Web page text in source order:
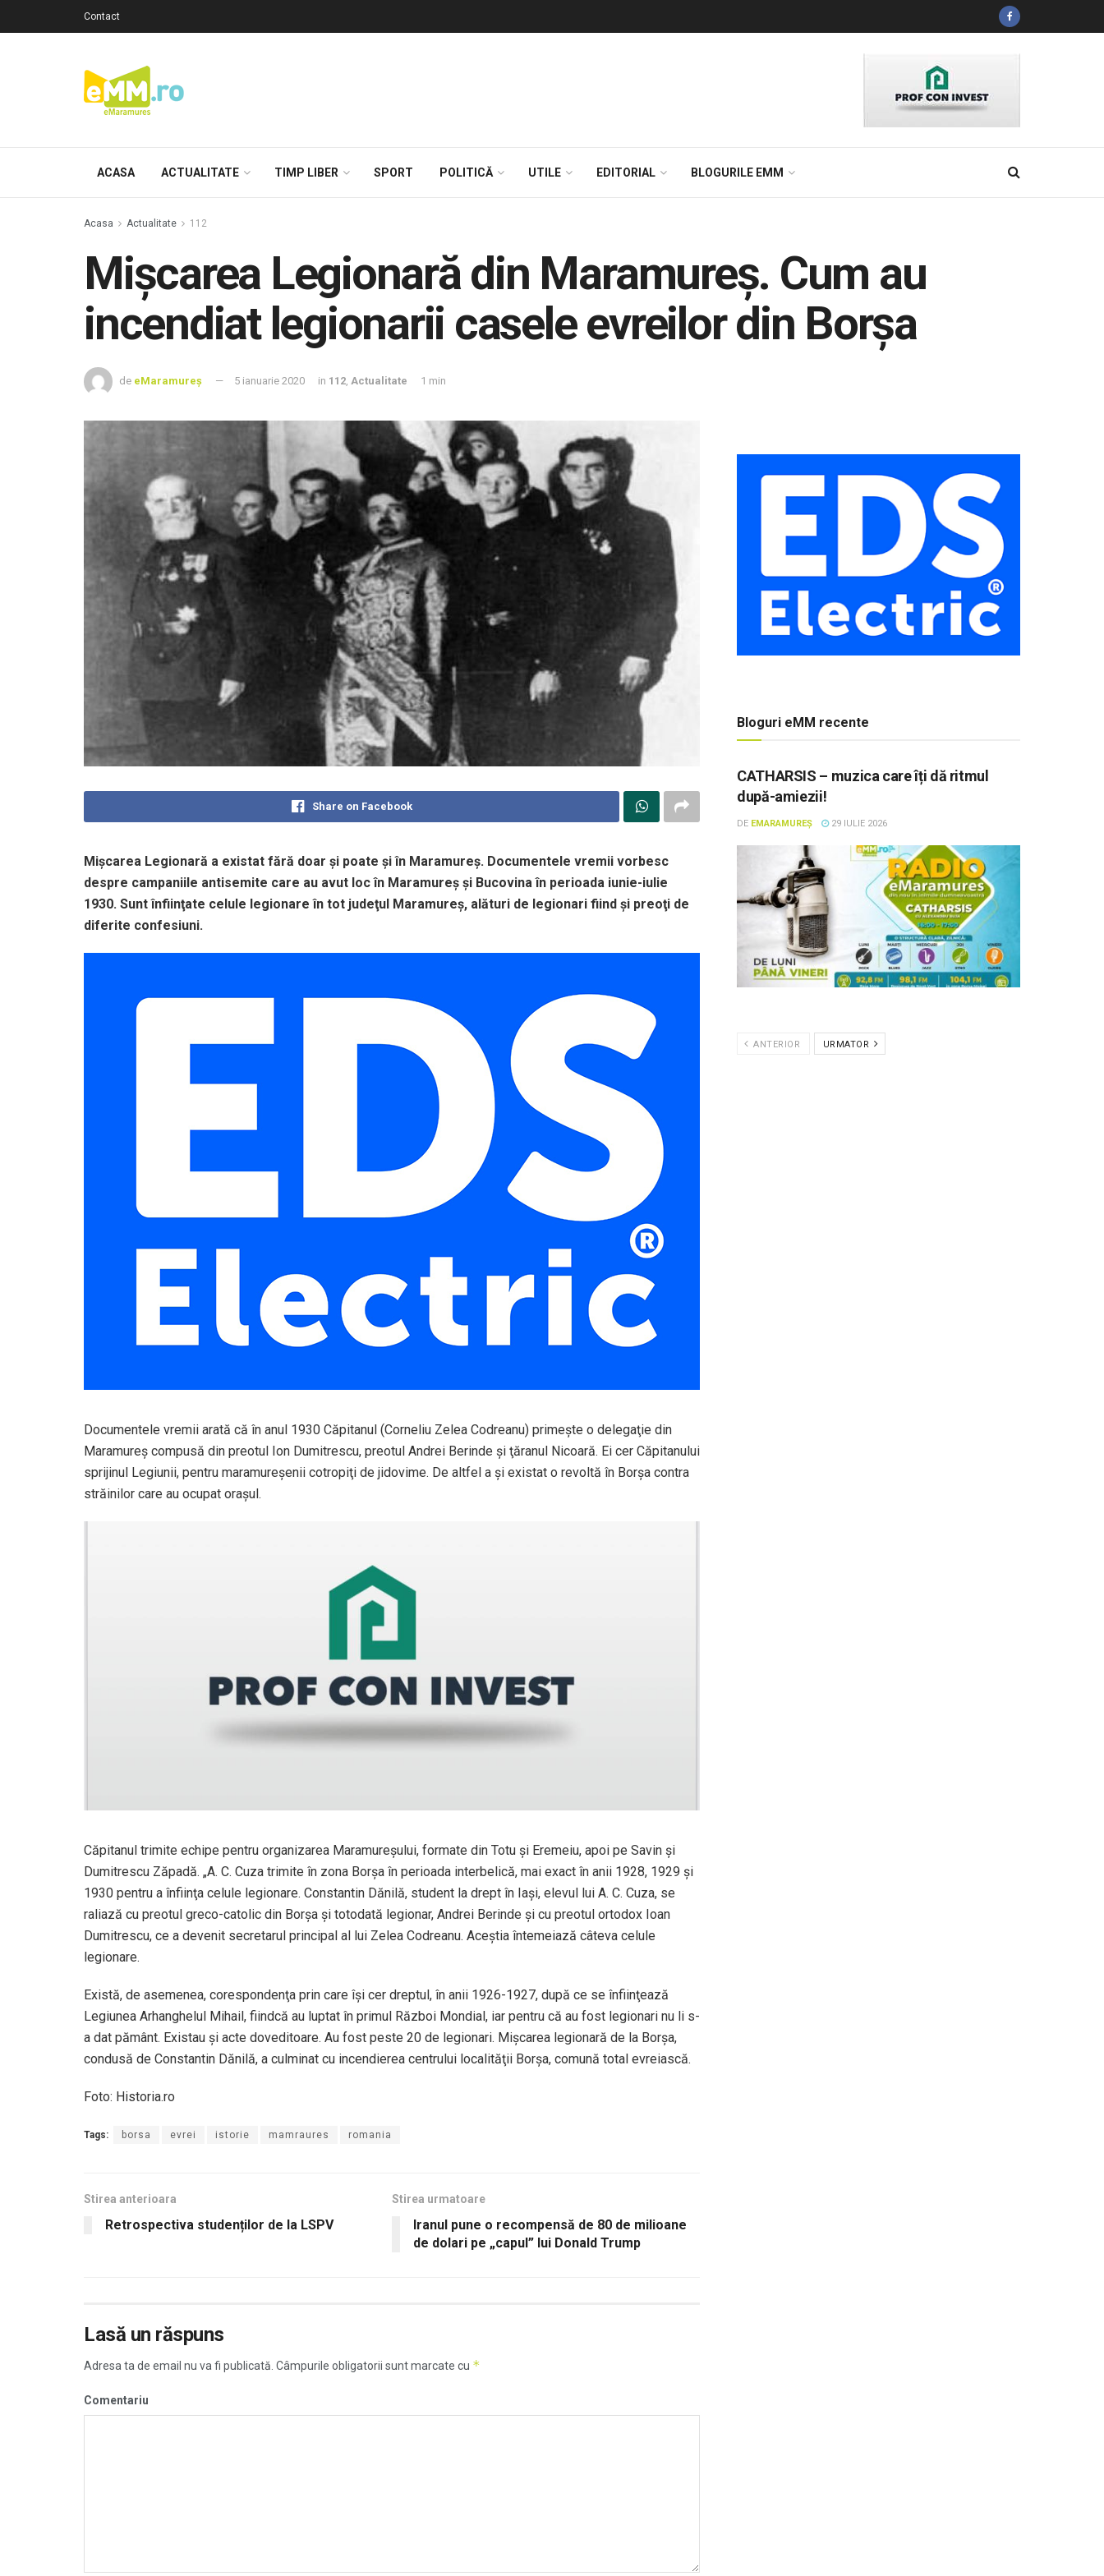
Contact
ACASA ACTUALITATE TIMP LIBER SPORT POLITICĂ UTILE EDITORIAL BLOGURILE EMM
Acasa Actualitate 112
Mişcarea Legionară din Maramureş. Cum au
incendiat legionarii casele evreilor din Borşa
de eMaramureș 5 ianuarie 2020 in 112, Actualitate 1 min
Share on Facebook
Mişcarea Legionară a existat fără doar şi poate şi în Maramureş. Documentele vremii vorbesc
despre campaniile antisemite care au avut loc în Maramureş şi Bucovina în perioada iunie-iulie
1930. Sunt înfiinţate celule legionare în tot judeţul Maramureş, alături de legionari fiind şi preoţi de
diferite confesiuni.
Documentele vremii arată că în anul 1930 Căpitanul (Corneliu Zelea Codreanu) primeşte o delegaţie din
Maramureş compusă din preotul Ion Dumitrescu, preotul Andrei Berinde şi ţăranul Nicoară. Ei cer Căpitanului
sprijinul Legiunii, pentru maramureşenii cotropiţi de jidovime. De altfel a şi existat o revoltă în Borşa contra
străinilor care au ocupat oraşul.
Căpitanul trimite echipe pentru organizarea Maramureşului, formate din Totu şi Eremeiu, apoi pe Savin şi
Dumitrescu Zăpadă. „A. C. Cuza trimite în zona Borşa în perioada interbelică, mai exact în anii 1928, 1929 şi
1930 pentru a înfiinţa celule legionare. Constantin Dănilă, student la drept în Iaşi, elevul lui A. C. Cuza, se
raliază cu preotul greco-catolic din Borşa şi totodată legionar, Andrei Berinde şi cu preotul ortodox Ioan
Dumitrescu, ce a devenit secretarul principal al lui Zelea Codreanu. Aceştia întemeiază câteva celule
legionare.
Există, de asemenea, corespondenţa prin care îşi cer dreptul, în anii 1926-1927, după ce se înfiinţează
Legiunea Arhanghelul Mihail, fiindcă au luptat în primul Război Mondial, iar pentru că au fost legionari nu li s-
a dat pământ. Existau şi acte doveditoare. Au fost peste 20 de legionari. Mişcarea legionară de la Borşa,
condusă de Constantin Dănilă, a culminat cu incendierea centrului localităţii Borşa, comună total evreiască.
Foto: Historia.ro
Tags: borsa evrei istorie mamraures romania
Stirea anterioara
Retrospectiva studenților de la LSPV
Stirea urmatoare
Iranul pune o recompensă de 80 de milioane
de dolari pe „capul” lui Donald Trump
Lasă un răspuns
Adresa ta de email nu va fi publicată. Câmpurile obligatorii sunt marcate cu *
Comentariu
Bloguri eMM recente
CATHARSIS – muzica care îți dă ritmul
după-amiezii!
DE EMARAMUREȘ 29 IULIE 2026
ANTERIOR URMATOR